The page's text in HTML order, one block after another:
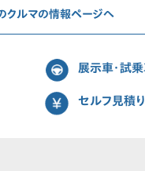
クルマの情報ページへ
展示車・試
セルフ見積り